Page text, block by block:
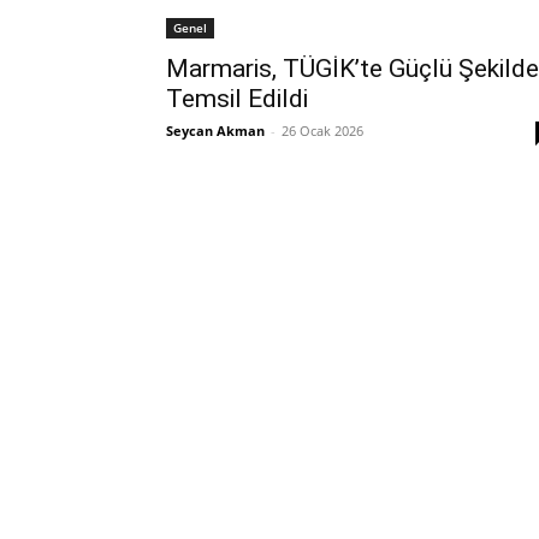
Genel
Marmaris, TÜGİK’te Güçlü Şekilde
Temsil Edildi
Seycan Akman - 26 Ocak 2026